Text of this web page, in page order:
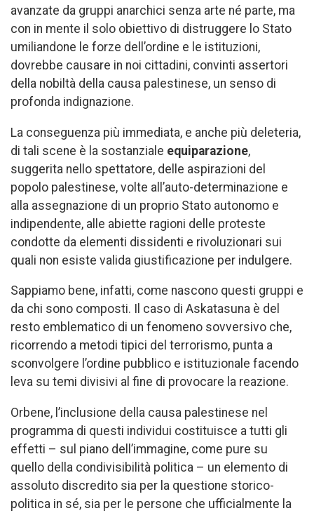
avanzate da gruppi anarchici senza arte né parte, ma
con in mente il solo obiettivo di distruggere lo Stato
umiliandone le forze dell’ordine e le istituzioni,
dovrebbe causare in noi cittadini, convinti assertori
della nobiltà della causa palestinese, un senso di
profonda indignazione.
La conseguenza più immediata, e anche più deleteria,
di tali scene è la sostanziale equiparazione,
suggerita nello spettatore, delle aspirazioni del
popolo palestinese, volte all’auto-determinazione e
alla assegnazione di un proprio Stato autonomo e
indipendente, alle abiette ragioni delle proteste
condotte da elementi dissidenti e rivoluzionari sui
quali non esiste valida giustificazione per indulgere.
Sappiamo bene, infatti, come nascono questi gruppi e
da chi sono composti. Il caso di Askatasuna è del
resto emblematico di un fenomeno sovversivo che,
ricorrendo a metodi tipici del terrorismo, punta a
sconvolgere l’ordine pubblico e istituzionale facendo
leva su temi divisivi al fine di provocare la reazione.
Orbene, l’inclusione della causa palestinese nel
programma di questi individui costituisce a tutti gli
effetti – sul piano dell’immagine, come pure su
quello della condivisibilità politica – un elemento di
assoluto discredito sia per la questione storico-
politica in sé, sia per le persone che ufficialmente la